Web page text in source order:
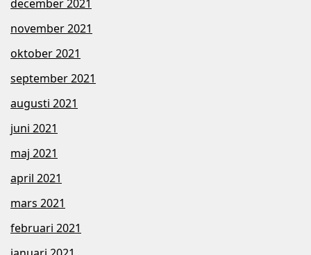
december 2021
november 2021
oktober 2021
september 2021
augusti 2021
juni 2021
maj 2021
april 2021
mars 2021
februari 2021